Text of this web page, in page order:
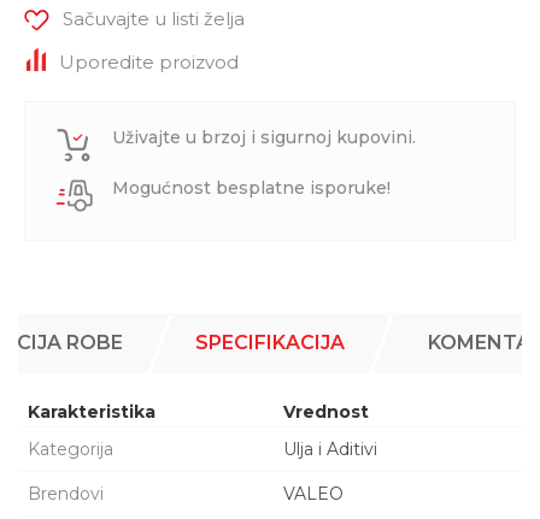
Sačuvajte u listi želja
Uporedite proizvod
Uživajte u brzoj i sigurnoj kupovini.
Mogućnost besplatne isporuke!
ROBE SPECIFIKACIJA
Karakteristika
Vrednost
Kategorija
Ulja i Aditivi
Brendovi VALEO